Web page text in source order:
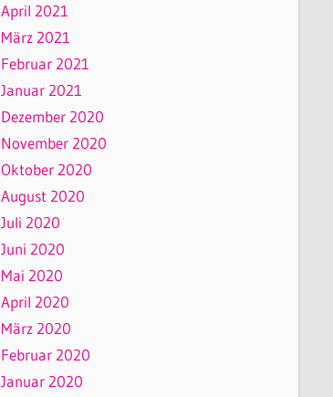
April 2021
März 2021
Februar 2021
Januar 2021
Dezember 2020
November 2020
Oktober 2020
August 2020
Juli 2020
Juni 2020
Mai 2020
April 2020
März 2020
Februar 2020
Januar 2020